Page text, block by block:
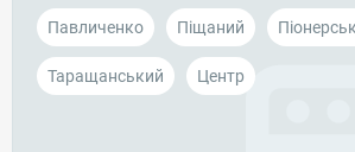
Павличенко Піщаний
Таращанський Центр